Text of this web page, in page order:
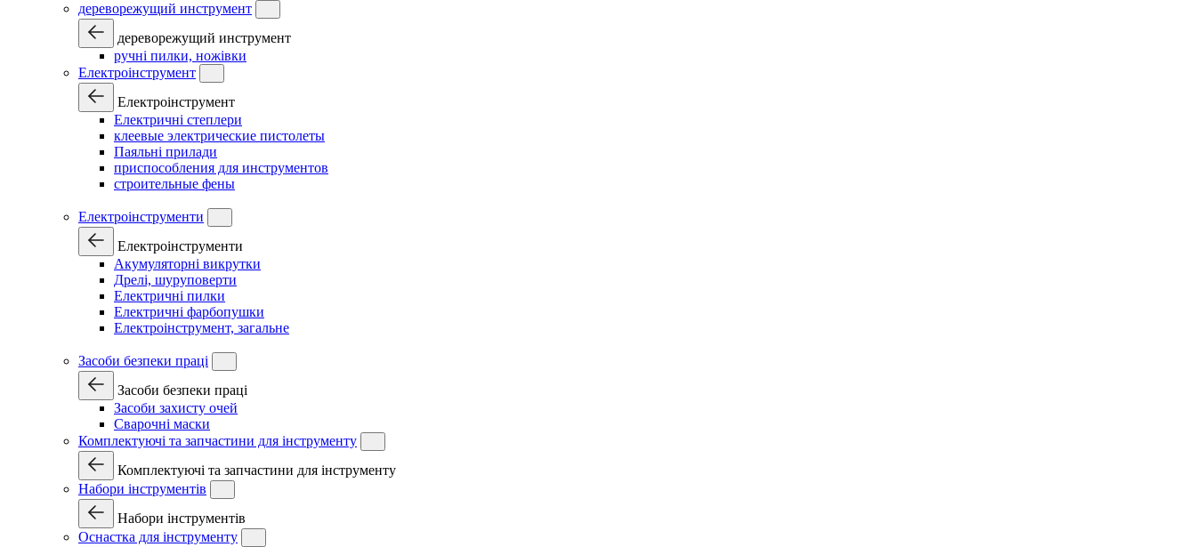
дереворежущий инструмент
дереворежущий инструмент
ручні пилки, ножівки
Електроінструмент
Електроінструмент
Електричні степлери
клеевые электрические пистолеты
Паяльні прилади
приспособления для инструментов
строительные фены
Електроінструменти
Електроінструменти
Акумуляторні викрутки
Дрелі, шуруповерти
Електричні пилки
Електричні фарбопушки
Електроінструмент, загальне
Засоби безпеки праці
Засоби безпеки праці
Засоби захисту очей
Сварочні маски
Комплектуючі та запчастини для інструменту
Комплектуючі та запчастини для інструменту
Набори інструментів
Набори інструментів
Оснастка для інструменту